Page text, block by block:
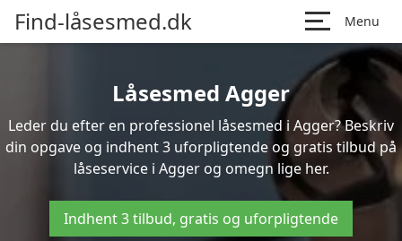
Find-låsesmed.dk Menu
Låsesmed Agger
Leder du efter en professionel låsesmed i Agger? Beskriv
din opgave og indhent 3 uforpligtende og gratis tilbud på
låseservice i Agger og omegn lige her.
Indhent 3 tilbud, gratis og uforpligtende